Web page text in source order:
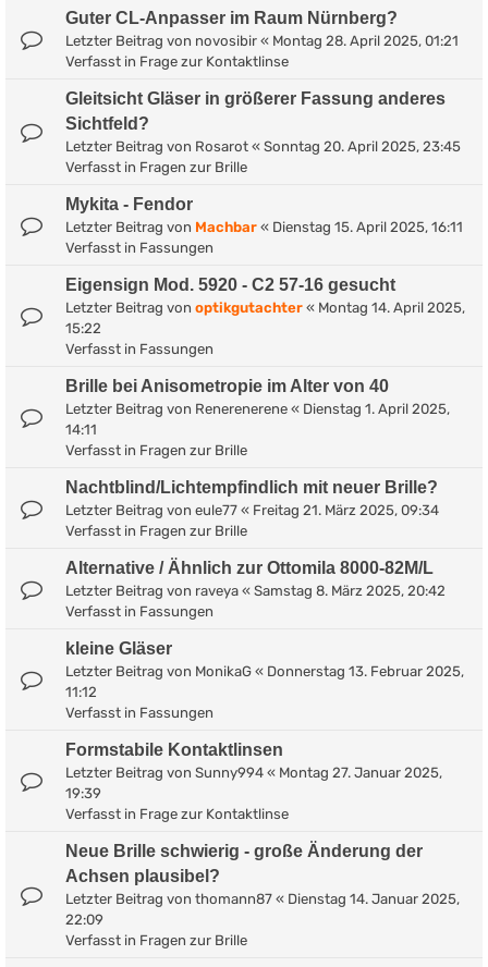
Guter CL-Anpasser im Raum Nürnberg?
Letzter Beitrag von novosibir « Montag 28. April 2025, 01:21
Verfasst in Frage zur Kontaktlinse
Gleitsicht Gläser in größerer Fassung anderes
Sichtfeld?
Letzter Beitrag von Rosarot « Sonntag 20. April 2025, 23:45
Verfasst in Fragen zur Brille
Mykita - Fendor
Letzter Beitrag von Machbar « Dienstag 15. April 2025, 16:11
Verfasst in Fassungen
Eigensign Mod. 5920 - C2 57-16 gesucht
Letzter Beitrag von optikgutachter « Montag 14. April 2025,
15:22
Verfasst in Fassungen
Brille bei Anisometropie im Alter von 40
Letzter Beitrag von Renerenerene « Dienstag 1. April 2025,
14:11
Verfasst in Fragen zur Brille
Nachtblind/Lichtempfindlich mit neuer Brille?
Letzter Beitrag von eule77 « Freitag 21. März 2025, 09:34
Verfasst in Fragen zur Brille
Alternative / Ähnlich zur Ottomila 8000-82M/L
Letzter Beitrag von raveya « Samstag 8. März 2025, 20:42
Verfasst in Fassungen
kleine Gläser
Letzter Beitrag von MonikaG « Donnerstag 13. Februar 2025,
11:12
Verfasst in Fassungen
Formstabile Kontaktlinsen
Letzter Beitrag von Sunny994 « Montag 27. Januar 2025,
19:39
Verfasst in Frage zur Kontaktlinse
Neue Brille schwierig - große Änderung der
Achsen plausibel?
Letzter Beitrag von thomann87 « Dienstag 14. Januar 2025,
22:09
Verfasst in Fragen zur Brille